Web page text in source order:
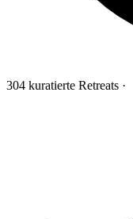
304 kuratierte Retreats ·